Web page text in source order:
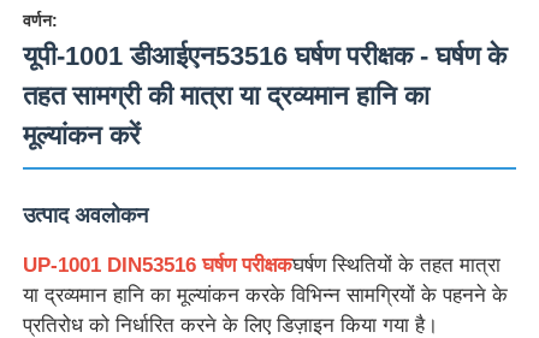
वर्णन:
यूपी-1001 डीआईएन53516 घर्षण परीक्षक - घर्षण के
तहत सामग्री की मात्रा या द्रव्यमान हानि का
मूल्यांकन करें
उत्पाद अवलोकन
UP-1001 DIN53516 घर्षण परीक्षकघर्षण स्थितियों के तहत मात्रा
या द्रव्यमान हानि का मूल्यांकन करके विभिन्न सामग्रियों के पहनने के
प्रतिरोध को निर्धारित करने के लिए डिज़ाइन किया गया है।